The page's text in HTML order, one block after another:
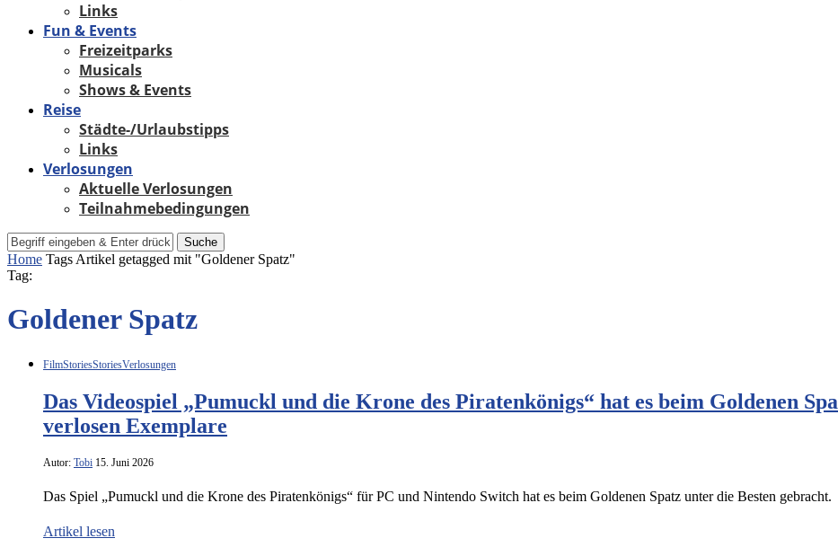
Links
Fun & Events
Freizeitparks
Musicals
Shows & Events
Reise
Städte-/Urlaubstipps
Links
Verlosungen
Aktuelle Verlosungen
Teilnahmebedingungen
Suche
Home Tags Artikel getagged mit "Goldener Spatz"
Tag:
Goldener Spatz
FilmStoriesStoriesVerlosungen
Das Videospiel „Pumuckl und die Krone des Piratenkönigs“ hat es beim Goldenen
verlosen Exemplare
Autor: Tobi 15. Juni 2026
Das Spiel „Pumuckl und die Krone des Piratenkönigs“ für PC und Nintendo Switch hat es beim Goldenen Spatz unter die Besten gebracht.
Artikel lesen